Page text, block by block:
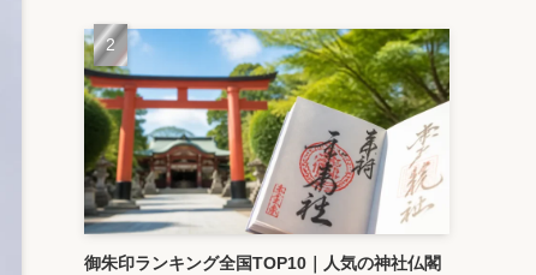
御朱印ランキング全国TOP10｜人気の神社仏閣